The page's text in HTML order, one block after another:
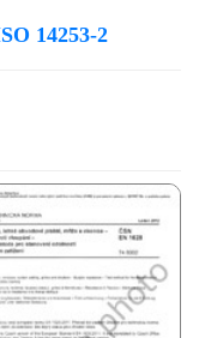
14253-2